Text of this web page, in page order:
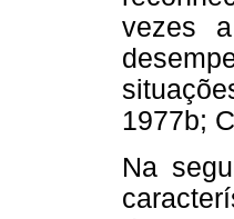
vezes
1977b;
Na